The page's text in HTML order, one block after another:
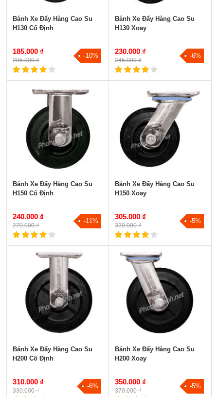
Bánh Xe Đẩy Hàng Cao Su
H130 Cố Định
185.000 ₫
205.000 ₫
-10%
Bánh Xe Đẩy Hàng Cao Su
H130 Xoay
230.000 ₫
245.000 ₫
-6%
Bánh Xe Đẩy Hàng Cao Su
H150 Cố Định
240.000 ₫
270.000 ₫
-11%
Bánh Xe Đẩy Hàng Cao Su
H150 Xoay
305.000 ₫
320.000 ₫
-5%
Bánh Xe Đẩy Hàng Cao Su
H200 Cố Định
310.000 ₫
330.000 ₫
-6%
Bánh Xe Đẩy Hàng Cao Su
H200 Xoay
350.000 ₫
370.000 ₫
-5%